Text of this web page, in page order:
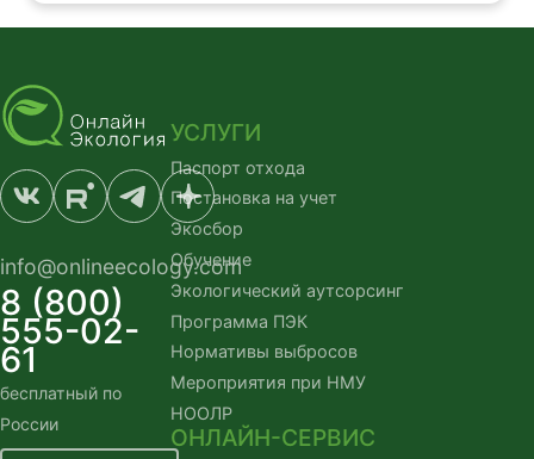
info@onlineecology.com
8 (800)
555-02-
61
бесплатный по
России
УСЛУГИ
Паспорт отхода
Постановка на учет
Экосбор
Обучение
Экологический аутсорсинг
Программа ПЭК
Нормативы выбросов
Мероприятия при НМУ
НООЛР
ОНЛАЙН-СЕРВИС